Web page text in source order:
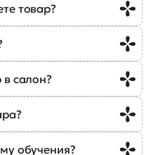
товар?
в салон?
обучения?